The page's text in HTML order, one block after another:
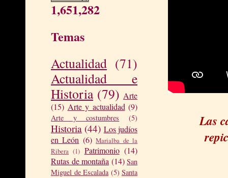
1,651,282
Temas
Actualidad (71)
Actualidad e
Historia (79) Arte
(15) Arte y actualidad (9)
Arte y costumbres (5)
Historia (44) Los judíos
en León (6) Marialba de la
Ribera (1) Patrimonio (14)
Rutas de montaña (14) San
Miguel de Escalada (5) Santa
Las